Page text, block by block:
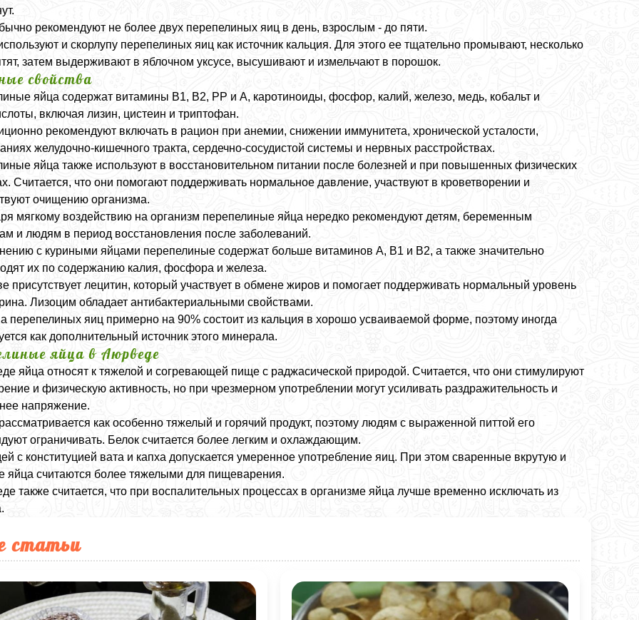
рекомендуют не более двух перепелиных яиц в день, взрослым - до пяти.
и скорлупу перепелиных яиц как источник кальция. Для этого ее тщательно промывают, несколько
затем выдерживают в яблочном уксусе, высушивают и измельчают в порошок.
свойства
яйца содержат витамины B1, B2, PP и A, каротиноиды, фосфор, калий, железо, медь, кобальт и
включая лизин, цистеин и триптофан.
рекомендуют включать в рацион при анемии, снижении иммунитета, хронической усталости,
желудочно-кишечного тракта, сердечно-сосудистой системы и нервных расстройствах.
яйца также используют в восстановительном питании после болезней и при повышенных физических
Считается, что они помогают поддерживать нормальное давление, участвуют в кроветворении и
очищению организма.
мягкому воздействию на организм перепелиные яйца нередко рекомендуют детям, беременным
и людям в период восстановления после заболеваний.
с куриными яйцами перепелиные содержат больше витаминов A, B1 и B2, а также значительно
их по содержанию калия, фосфора и железа.
присутствует лецитин, который участвует в обмене жиров и помогает поддерживать нормальный уровень
Лизоцим обладает антибактериальными свойствами.
перепелиных яиц примерно на 90% состоит из кальция в хорошо усваиваемой форме, поэтому иногда
как дополнительный источник этого минерала.
яйца в Аюрведе
яйца относят к тяжелой и согревающей пище с раджасической природой. Считается, что они стимулируют
и физическую активность, но при чрезмерном употреблении могут усиливать раздражительность и
напряжение.
как особенно тяжелый и горячий продукт, поэтому людям с выраженной питтой его
ограничивать. Белок считается более легким и охлаждающим.
с конституцией вата и капха допускается умеренное употребление яиц. При этом сваренные вкрутую и
яйца считаются более тяжелыми для пищеварения.
также считается, что при воспалительных процессах в организме яйца лучше временно исключать из
статьи